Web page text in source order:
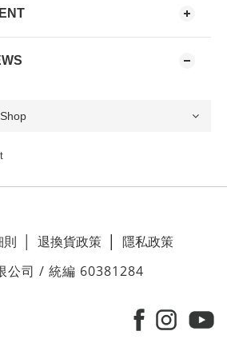
退換貨政策 隱私政策
公司 / 統編 60381284